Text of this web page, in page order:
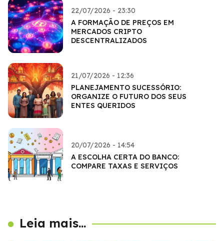
22/07/2026 - 23:30
A FORMAÇÃO DE PREÇOS EM
MERCADOS CRIPTO
DESCENTRALIZADOS
21/07/2026 - 12:36
PLANEJAMENTO SUCESSÓRIO:
ORGANIZE O FUTURO DOS SEUS
ENTES QUERIDOS
20/07/2026 - 14:54
A ESCOLHA CERTA DO BANCO:
COMPARE TAXAS E SERVIÇOS
Leia mais...